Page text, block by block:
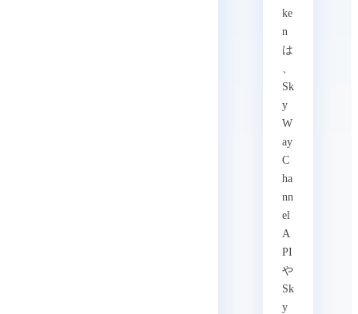
ke
n
は
、
Sk
y
W
ay
C
ha
nn
el
A
PI
や
Sk
y